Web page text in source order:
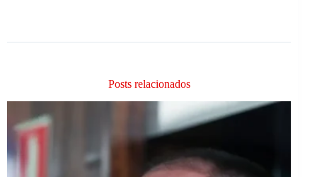
Posts relacionados